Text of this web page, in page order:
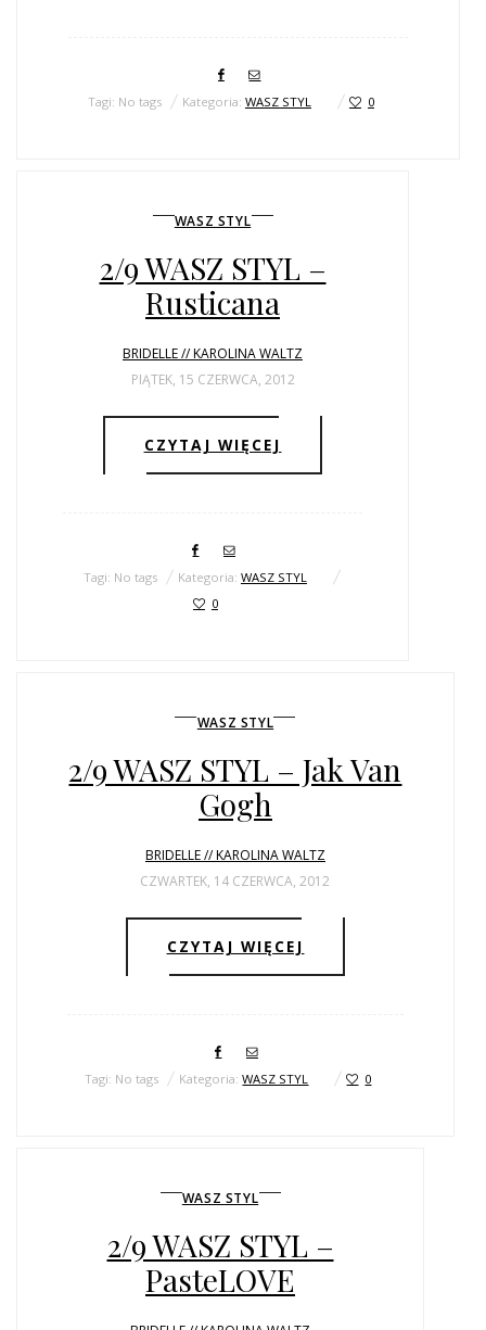
Tagi: No tags Kategoria: WASZ STYL 0
WASZ STYL
2/9 WASZ STYL –
Rusticana
BRIDELLE // KAROLINA WALTZ
PIĄTEK, 15 CZERWCA, 2012
CZYTAJ WIĘCEJ
Tagi: No tags Kategoria: WASZ STYL
0
WASZ STYL
2/9 WASZ STYL – Jak Van
Gogh
BRIDELLE // KAROLINA WALTZ
CZWARTEK, 14 CZERWCA, 2012
CZYTAJ WIĘCEJ
Tagi: No tags Kategoria:WASZ STYL 0
WASZ STYL
2/9 WASZ STYL –
PasteLOVE